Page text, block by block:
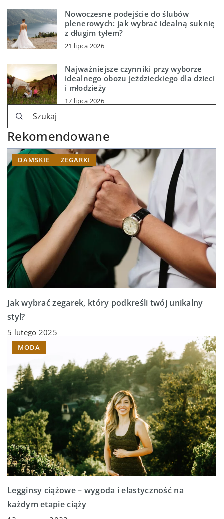
Nowoczesne podejście do ślubów
plenerowych: jak wybrać idealną suknię
z długim tyłem?
21 lipca 2026
Najważniejsze czynniki przy wyborze
idealnego obozu jeździeckiego dla dzieci
i młodzieży
17 lipca 2026
Rekomendowane
DAMSKIE ZEGARKI
Jak wybrać zegarek, który podkreśli twój unikalny
styl?
5 lutego 2025
MODA
Legginsy ciążowe – wygoda i elastyczność na
każdym etapie ciąży